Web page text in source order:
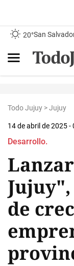
20°San
Todo Jujuy >Jujuy
14 de abril de 2025 -
Desarrollo.
de